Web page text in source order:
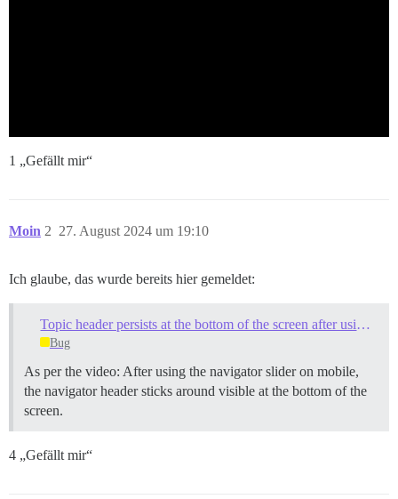
1 „Gefällt mir“
Moin 27. August 2024 um 19:10
2
Ich glaube, das wurde bereits hier gemeldet:
Topic header persists at the bottom of the screen after using mobile navigator
Bug
As per the video: After using the navigator slider on mobile,
the navigator header sticks around visible at the bottom of the
screen.
4 „Gefällt mir“